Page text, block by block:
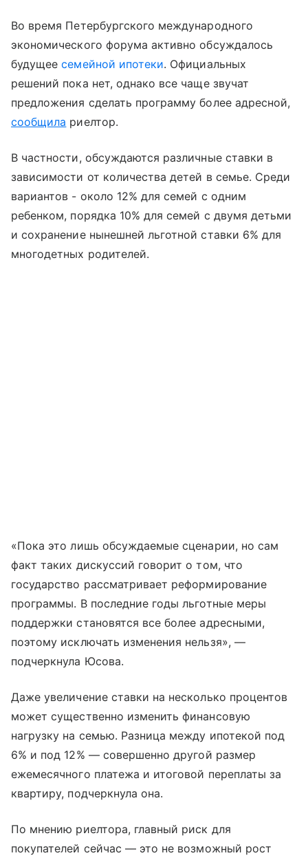
Во время Петербургского международного
экономического форума активно обсуждалось
будущеесемейной ипотеки. Официальных
решений пока нет, однако все чаще звучат
предложения сделать программу более адресной,
сообщила риелтор.
В частности, обсуждаются различные ставки в
зависимости от количества детей в семье. Среди
вариантов - около 12% для семей с одним
ребенком, порядка 10% для семей с двумя детьми
и сохранение нынешней льготной ставки 6% для
многодетных родителей.
«Пока это лишь обсуждаемые сценарии, но сам
факт таких дискуссий говорит о том, что
государство рассматривает реформирование
программы. В последние годы льготные меры
поддержки становятся все более адресными,
поэтому исключать изменения нельзя», —
подчеркнула Юсова.
Даже увеличение ставки на несколько процентов
может существенно изменить финансовую
нагрузку на семью. Разница между ипотекой под
6% и под 12% —совершенно другой размер
ежемесячного платежа и итоговой переплаты за
квартиру, подчеркнула она.
По мнению риелтора, главный риск для
покупателей сейчас — это не возможный рост